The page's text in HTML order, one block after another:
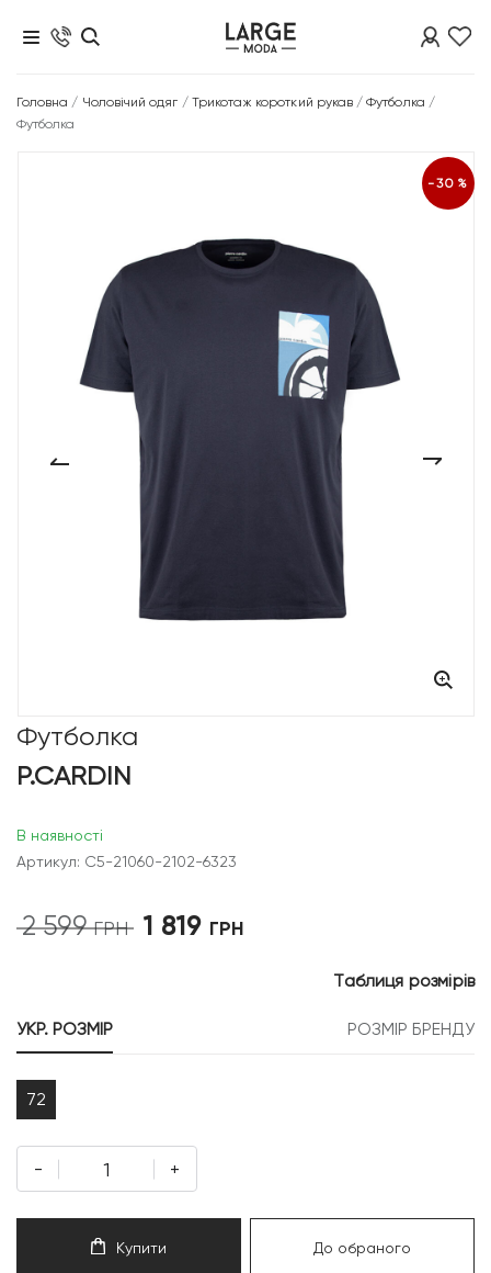
Головна / Чоловічий одяг / Трикотаж короткий рукав /Футболка /
Футболка
-30%
Футболка
P.CARDIN
В наявності
Артикул: C5-21060-2102-6323
2 599ГРН
Оригінальна
1 819 ГРН
УКР. РОЗМІР
РОЗМІР БРЕНДУ
Таблиця розмірів
72
- +
Купити До обраного